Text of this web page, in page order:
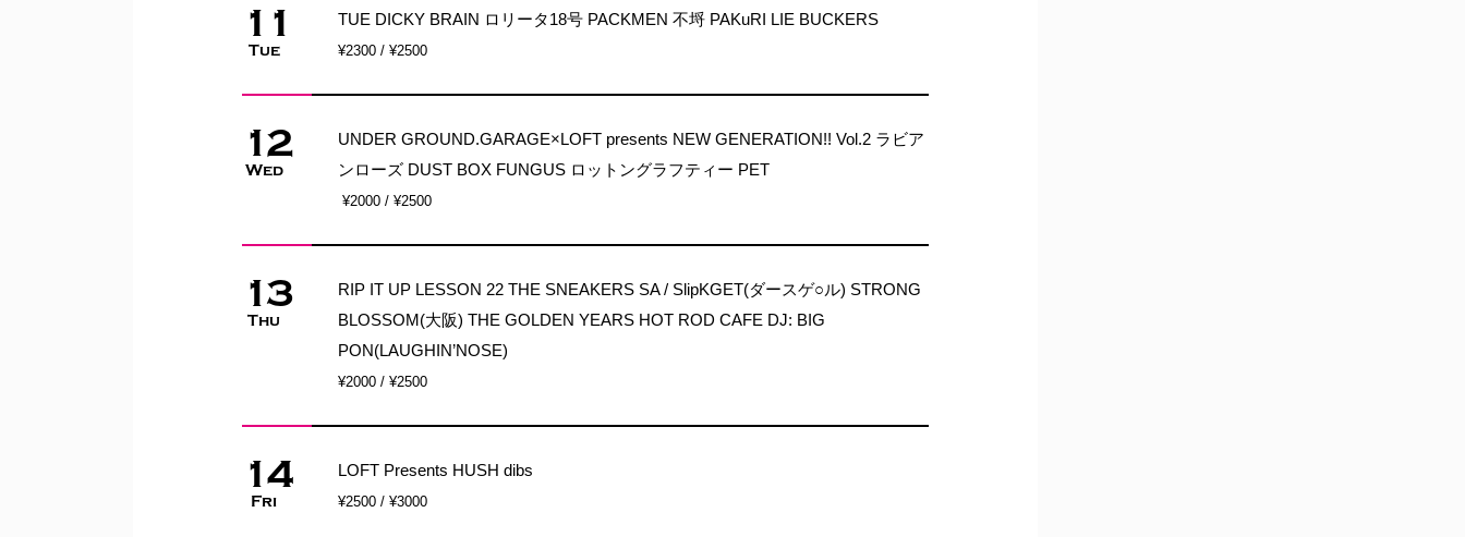
11
Tue
TUE DICKY BRAIN ロリータ18号 PACKMEN 不埒 PAKuRI LIE BUCKERS
¥2300 / ¥2500
12
Wed
UNDER GROUND.GARAGE×LOFT presents NEW GENERATION!! Vol.2 ラビア
ンローズ DUST BOX FUNGUS ロットングラフティー PET
¥2000 / ¥2500
13
Thu
RIP IT UP LESSON 22 THE SNEAKERS SA / SlipKGET(ダースゲ○ル) STRONG
BLOSSOM(大阪) THE GOLDEN YEARS HOT ROD CAFE DJ: BIG
PON(LAUGHIN’NOSE)
¥2000 / ¥2500
14
Fri
LOFT Presents HUSH dibs
¥2500 / ¥3000